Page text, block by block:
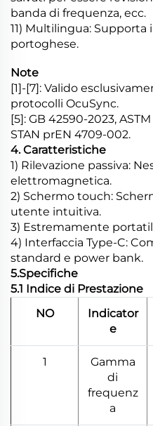
banda di frequenza, ecc.
11) Multilingua: Supporta
portoghese.
Note
[1]-[7]: Valido
protocolli OcuSync.
[5]: GB 42590-2023,
STAN prEN 4709-002.
4. Caratteristiche
1) Rilevazione passiva:
elettromagnetica.
2) Schermo touch:
utente intuitiva.
3) Estremamente
4) Interfaccia Type-C:
standard e power bank.
5.Specifiche
5.1 Indice di Prestazione
NO
Indicator
e
1
Gamma
di
frequenz
a